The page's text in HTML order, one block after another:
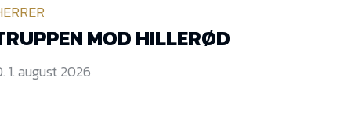
MOD HILLERØD
1. august 2026